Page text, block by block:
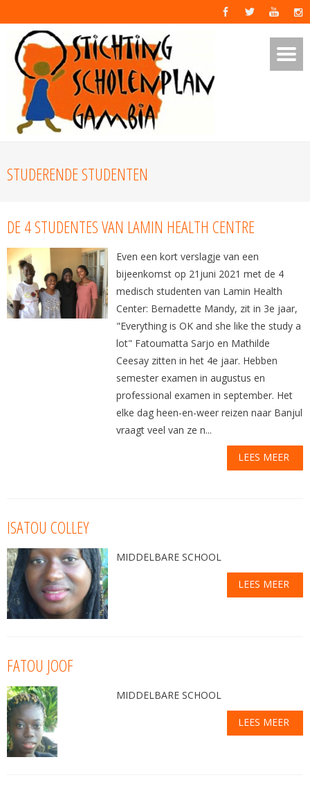
STUDERENDE STUDENTEN
DE 4 STUDENTES VAN LAMIN HEALTH CENTRE
Even een kort verslagje van een
bijeenkomst op 21juni 2021 met de 4
medisch studenten van Lamin Health
Center: Bernadette Mandy, zit in 3e jaar,
"Everything is OK and she like the study a
lot" Fatoumatta Sarjo en Mathilde
Ceesay zitten in het 4e jaar. Hebben
semester examen in augustus en
professional examen in september. Het
elke dag heen-en-weer reizen naar Banjul
vraagt veel van ze n...
LEES MEER
ISATOU COLLEY
MIDDELBARE SCHOOL
LEES MEER
FATOU JOOF
MIDDELBARE SCHOOL
LEES MEER